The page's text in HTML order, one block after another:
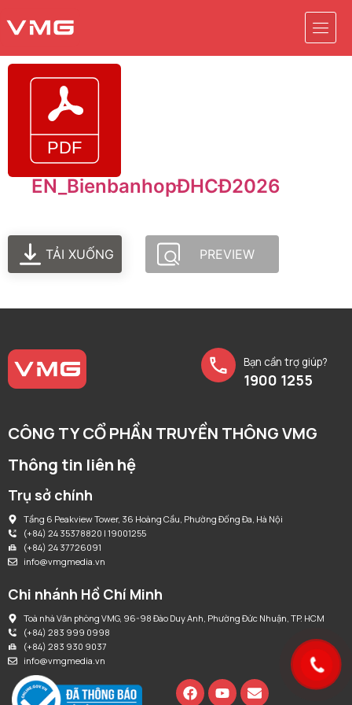
EN_BienbanhopĐHCĐ2026
TẢI XUỐNG PREVIEW
Bạn cần trợ giúp?
1900 1255
CÔNG TY CỔ PHẦN TRUYỀN THÔNG VMG
Thông tin liên hệ
Trụ sở chính
Tầng 6 Peakview Tower, 36 Hoàng Cầu, Phường Đống Đa, Hà Nội
(+84) 24 35378820 | 19001255
(+84) 24 37726091
info@vmgmedia.vn
Chi nhánh Hồ Chí Minh
Toà nhà Văn phòng VMG, 96-98 Đào Duy Anh, Phường Đức Nhuận, TP. HCM
(+84) 283 999 0998
(+84) 283 930 9037
info@vmgmedia.vn